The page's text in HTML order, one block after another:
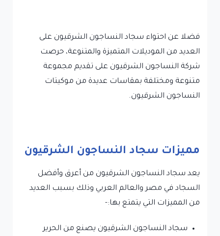
فضلا عن احتواء سجاد النساجون الشرقيون على
العديد من الموديلات المتميزة والمتنوعة، حرصت
شركة النساجون الشرقيون على تقديم مجموعة
متنوعة ومختلفة بمقاسات عديدة من موكيتات
النساجون الشرقيون.
مميزات سجاد النساجون الشرقيون
يعد سجاد النساجون الشرقيون من أعرق وأفضل
السجاد في مصر والعالم العربي وذلك بسبب العديد
من المميزات التي يتمتع بها:-
سجاد النساجون الشرقيون يصنع من الحرير